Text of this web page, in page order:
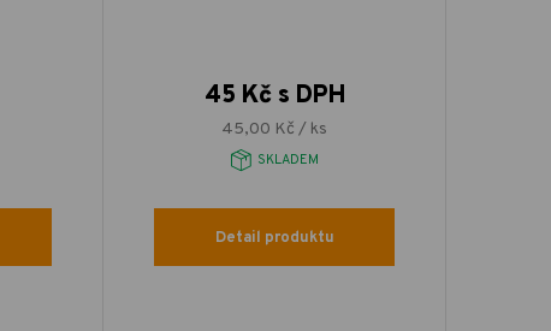
45 Kč s DPH
45,00 Kč / ks
SKLADEM
Detail produktu